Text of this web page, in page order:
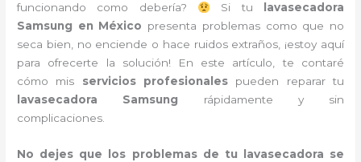
funcionando como debería?
Si tu
lavasecadora
Samsung en México presenta problemas como que no
seca bien, no enciende o hace ruidos extraños, ¡estoy aquí
para ofrecerte la solución! En este artículo, te contaré
cómo mis servicios profesionales pueden reparar tu
lavasecadora Samsung rápidamente y sin
complicaciones.
No dejes que los problemas de tu lavasecadora se